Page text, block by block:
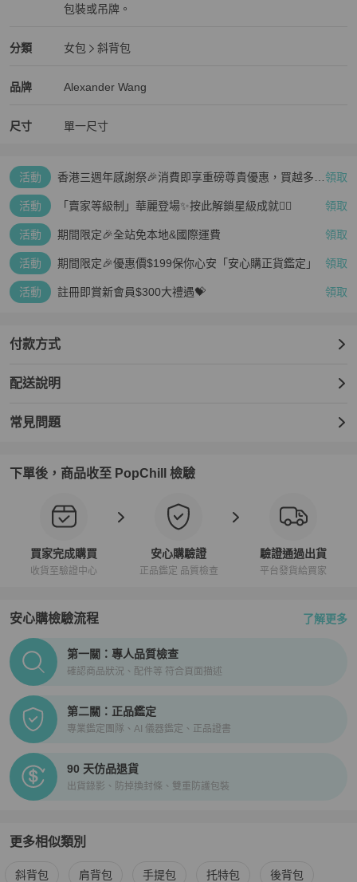
包裝或吊牌。
分類
Alexander Wang女包分類資訊
女包
斜背包
品牌
Alexander Wang精品女包品牌介紹
Alexander Wang
Alexander Wang推薦清單
尺寸 單一尺寸
活動
香港三週年感謝祭🎉消費即享重磅尊貴優惠，買越多、 領取
活動 「賣家等級制」華麗登場✨按此解鎖星級成就👆🏻 領取
活動 期間限定🎉全站免本地&國際運費 領取
活動 期間限定🎉優惠價$199保你心安「安心購正貨鑑定」 領取
活動 註冊即賞新會員$300大禮遇💝 領取
付款方式
配送說明
常見問題
下單後，商品收至 PopChill 檢驗
買家完成購買
收貨至驗證中心
安心購驗證
正品鑑定 品質檢查
驗證通過出貨
平台發貨給買家
安心購檢驗流程 了解更多
PopChill拍拍圈正品驗證、安心購檢驗流程介紹
第一關：專人品質檢查
確認商品狀況、配件等 符合頁面描述
第二關：正品鑑定
專業鑑定團隊、AI 儀器鑑定、正品證書
90 天仿品退貨
出貨錄影、防掉換封條、雙重防護包裝
更多相似類別
更多Alexander Wang 女包相似商品推薦
斜背包 肩背包 手提包 托特包 後背包